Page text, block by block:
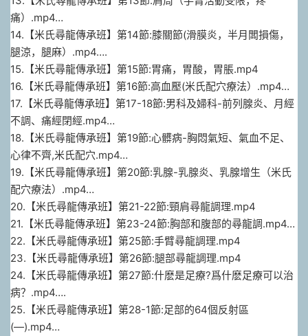
痛）.mp4…
14.【米氏尋龍傳承班】第14節:膝關節(滑膜炎，半月闆損傷，
腿涼，腿麻）.mp4….
15.【米氏尋龍傳承班】第15節:胃痛，胃酸，胃脹.mp4
16.【米氏尋龍傳承班】第16節:高血壓(米氏配穴療法）.mp4…
17.【米氏尋龍傳承班】第17-18節:男科及婦科-前列腺炎、月經
不調、痛經閉經.mp4…
18.【米氏尋龍傳承班】第19節:心髒病-胸悶氣短、氣血不足、
心律不齊,米氏配穴.mp4…
19.【米氏尋龍傳承班】第20節:乳腺-乳腺炎、乳腺增生（米氏
配穴療法）.mp4…
20.【米氏尋龍傳承班】第21-22節:頸肩尋龍調理.mp4
21.【米氏尋龍傳承班】第23-24節:胸部和腹部的尋龍調.mp4…
22.【米氏尋龍傳承班】第25節:手臂尋龍調理.mp4
23.【米氏尋龍傳承班】第26節:腿部尋龍調理.mp4
24.【米氏尋龍傳承班】第27節:什麽是足療?爲什麽足療可以治
病？.mp4….
25.【米氏尋龍傳承班】第28-1節:足部的64個反射區
(—).mp4…